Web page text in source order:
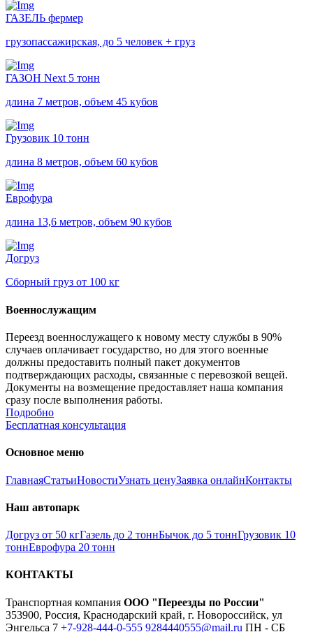
ГАЗЕЛЬ фермер
грузопассажирская, до 5 человек + груз
ГАЗОН Next 5 тонн
длина 7 метров, объем 45 кубов
Грузовик 10 тонн
длина 8 метров, объем 60 кубов
Еврофура
длина 13,6 метров, объем 90 кубов
Догруз
Сборный груз от 100 кг
Военнослужащим
Переезд военнослужащего к новому месту службы в 90%
случаев оплачивает государство, но для этого военные
должны предоставить полный пакет документов
подтверждающих расходы, связанные с перевозкой вещей.
Документы на возмещение предоставляет наша компания
сразу после выполнения работы.
Подробно
Бесплатная консультация
Основное меню
ГлавнаяСтатьиНовостиУзнать ценуЗаявка онлайнКонтакты
Наш автопарк
Догруз от 50 кгГазель до 2 тоннБычок до 5 тоннГрузовик 10
тоннЕврофура 20 тонн
КОНТАКТЫ
Транспортная компания ООО "Переезды по России"
353900, Россия, Краснодарский край, г. Новороссийск, ул
Энгельса 7 +7-928-444-0-555 9284440555@mail.ru ПН - СБ